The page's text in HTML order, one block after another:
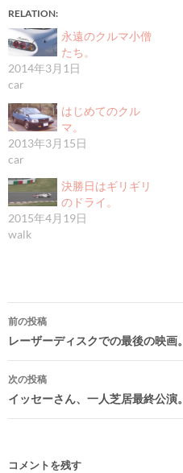
RELATION
永遠のクルマ小僧
たち。
2014年3月1日
car
はじめてのクル
マ。
2013年3月15日
car
決勝日はギリギリ
のドライ。
2015年4月19日
walk
投
稿
ナ
ビ
ゲ
シ
前の投稿
レーザーディスクでの最後の映画。
次の投稿
イッセーさん、一人芝居最終公演。
コメントを残す